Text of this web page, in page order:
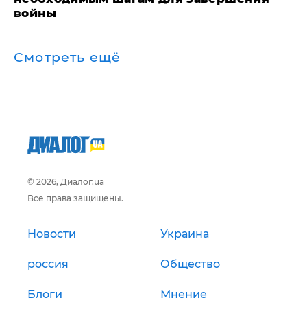
войны
Смотреть ещё
© 2026, Диалог.ua
Все права защищены.
Новости Украина
россия Общество
Блоги Мнение